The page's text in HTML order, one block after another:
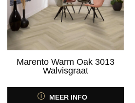
Marento Warm Oak 3013
Walvisgraat
MEER INFO